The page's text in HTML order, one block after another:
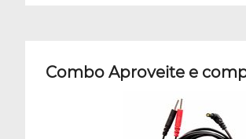
Combo Aproveite e